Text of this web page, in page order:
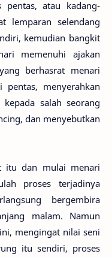
atau kadang-
lemparan selendang
kemudian bangkit
memenuhi ajakan
berhasrat menari
menyerahkan
salah seorang
dan menyebutkan
itu dan mulai menari
proses terjadinya
bergembira
malam. Namun
mengingat nilai seni
itu sendiri, proses